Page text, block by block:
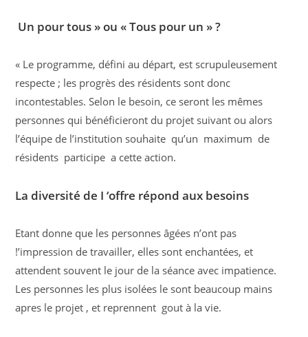
Un pour tous » ou « Tous pour un » ?
« Le programme, défini au départ, est scrupuleusement
respecte ; les progrès des résidents sont donc
incontestables. Selon le besoin, ce seront les mêmes
personnes qui bénéficieront du projet suivant ou alors
l’équipe de l’institution souhaite qu’un maximum de
résidents participe a cette action.
La diversité de I ‘offre répond aux besoins
Etant donne que les personnes âgées n’ont pas
!’impression de travailler, elles sont enchantées, et
attendent souvent le jour de la séance avec impatience.
Les personnes les plus isolées le sont beaucoup mains
apres le projet , et reprennent gout à la vie.